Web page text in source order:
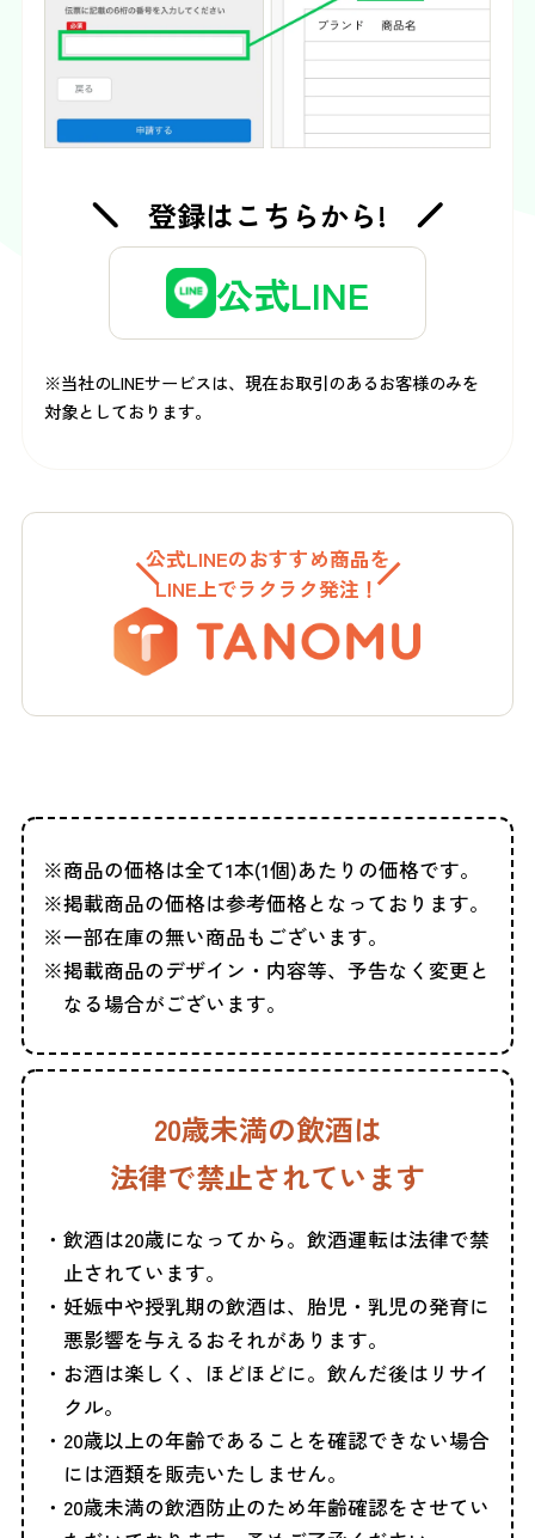
登録はこちらから!
公式LINE
※当社のLINEサービスは、現在お取引のあるお客様のみを
対象としております。
公式LINEのおすすめ商品を
LINE上でラクラク発注！
商品の価格は全て1本(1個)あたりの価格です。
掲載商品の価格は参考価格となっております。
一部在庫の無い商品もございます。
掲載商品のデザイン・内容等、予告なく変更と
なる場合がございます。
20歳未満の飲酒は
法律で禁止されています
飲酒は20歳になってから。飲酒運転は法律で禁
止されています。
妊娠中や授乳期の飲酒は、胎児・乳児の発育に
悪影響を与えるおそれがあります。
お酒は楽しく、ほどほどに。飲んだ後はリサイ
クル。
20歳以上の年齢であることを確認できない場合
には酒類を販売いたしません。
20歳未満の飲酒防止のため年齢確認をさせてい